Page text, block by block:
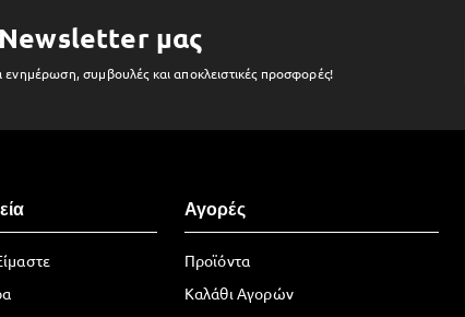
μας
συμβουλές και αποκλειστικές προσφορές!
Αγορές
Προϊόντα
Καλάθι Αγορών